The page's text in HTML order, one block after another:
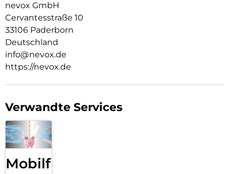
nevox GmbH
Cervantesstraße 10
33106 Paderborn
Deutschland
info@nevox.de
https://nevox.de
Verwandte Services
Mobilfunk